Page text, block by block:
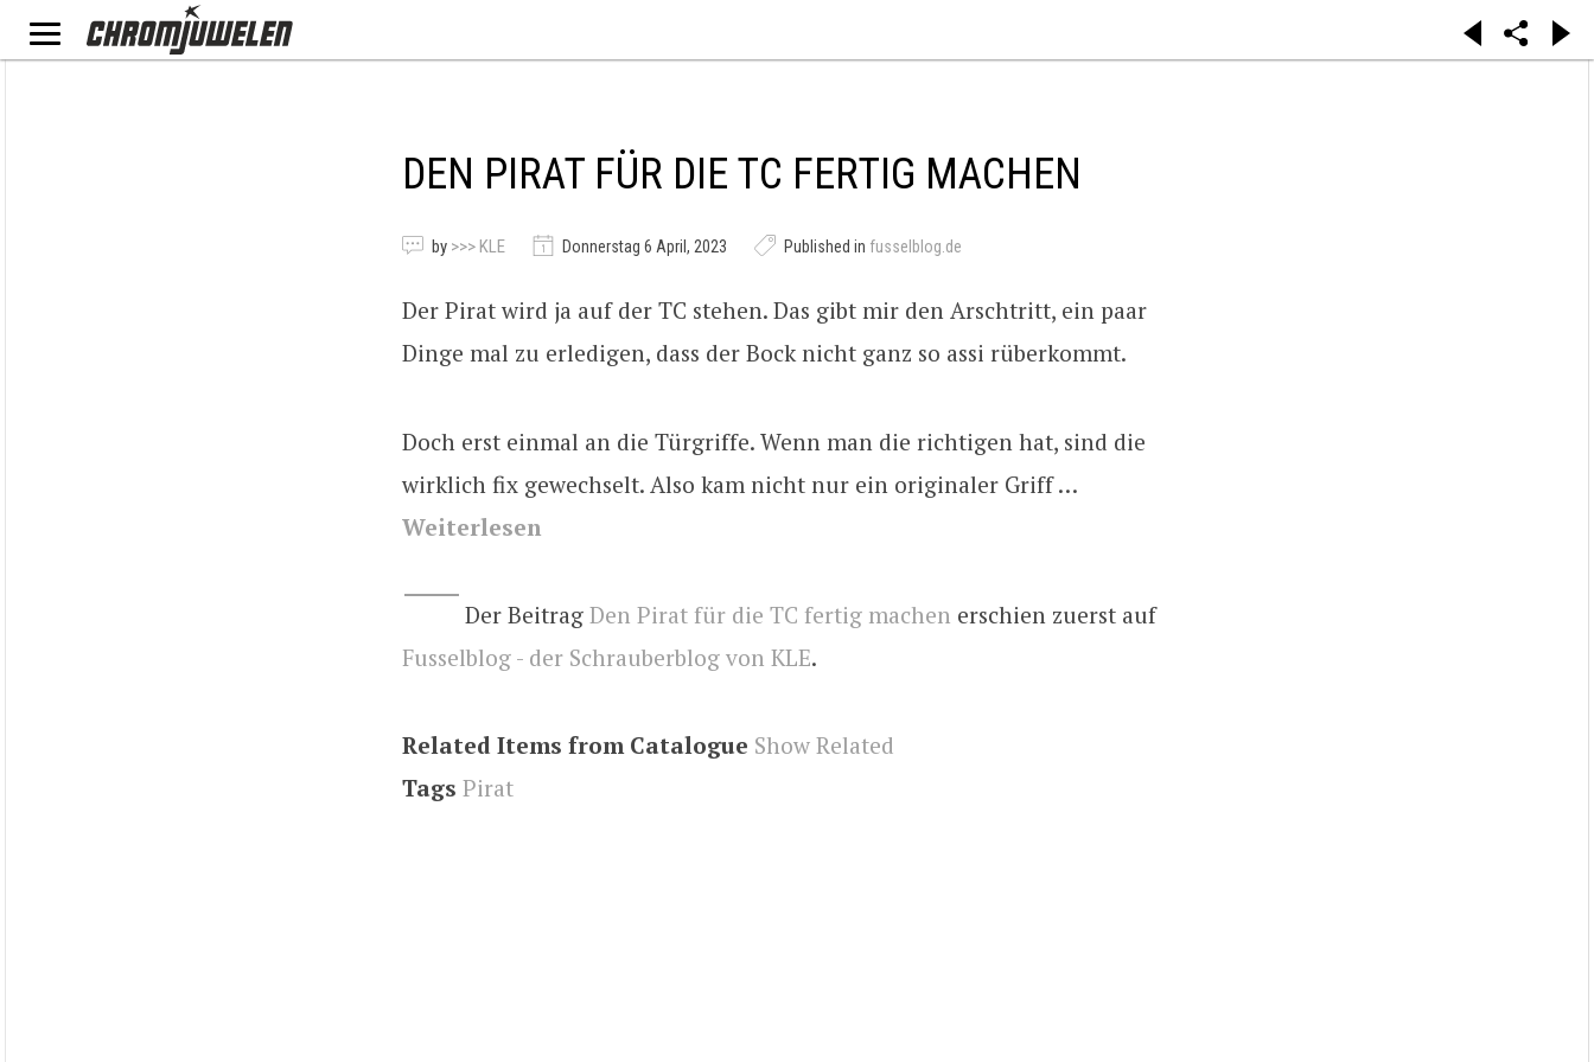
DEN PIRAT FÜR DIE TC FERTIG MACHEN
by >>> KLE Donnerstag 6 April, 2023 Published in fusselblog.de
Der Pirat wird ja auf der TC stehen. Das gibt mir den Arschtritt, ein paar
Dinge mal zu erledigen, dass der Bock nicht ganz so assi rüberkommt.
Doch erst einmal an die Türgriffe. Wenn man die richtigen hat, sind die
wirklich fix gewechselt. Also kam nicht nur ein originaler Griff …
Weiterlesen
Der Beitrag Den Pirat für die TC fertig machen erschien zuerst auf
Fusselblog - der Schrauberblog von KLE.
Related Items from Catalogue Show Related
Tags Pirat